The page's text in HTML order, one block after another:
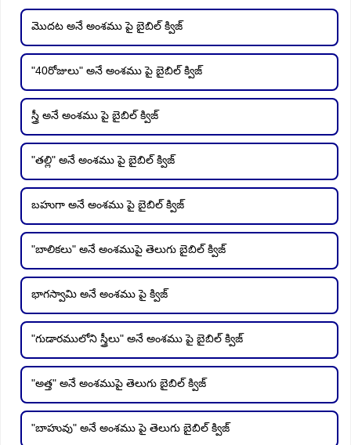
మొదట అనే అంశము పై బైబిల్ క్విజ్
"40రోజులు" అనే అంశము పై బైబిల్ క్విజ్
స్త్రీ అనే అంశము పై బైబిల్ క్విజ్
"తల్లి" అనే అంశము పై బైబిల్ క్విజ్
బహుగా అనే అంశము పై బైబిల్ క్విజ్
"బాలికలు" అనే అంశముపై తెలుగు బైబిల్ క్విజ్
భాగస్వామి అనే అంశము పై క్విజ్
"గుడారములోని స్త్రీలు" అనే అంశము పై బైబిల్ క్విజ్
"అత్త" అనే అంశముపై తెలుగు బైబిల్ క్విజ్
"బాహువు" అనే అంశము పై తెలుగు బైబిల్ క్విజ్